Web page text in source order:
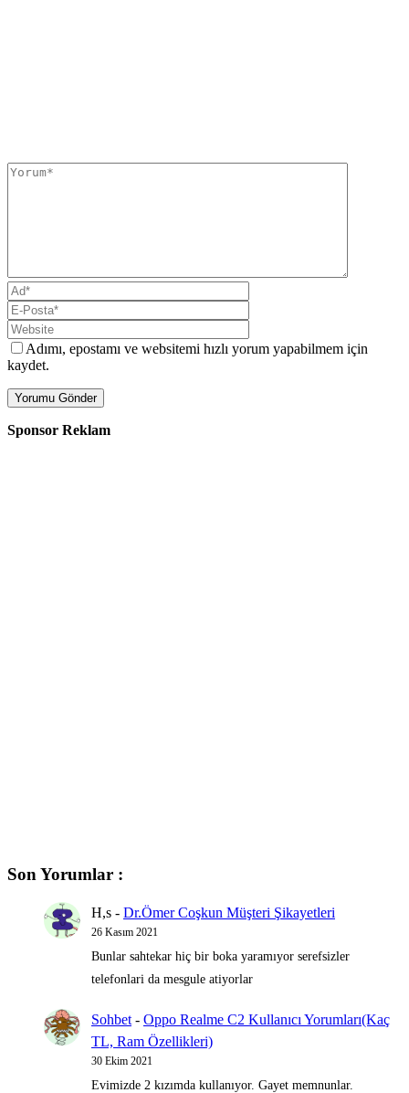
Adımı, epostamı ve websitemi hızlı yorum yapabilmem için
kaydet.
Sponsor Reklam
Son Yorumlar :
H,s - Dr.Ömer Coşkun Müşteri Şikayetleri
26 Kasım 2021
Bunlar sahtekar hiç bir boka yaramıyor serefsizler
telefonlari da mesgule atiyorlar
Sohbet - Oppo Realme C2 Kullanıcı Yorumları(Kaç
TL, Ram Özellikleri)
30 Ekim 2021
Evimizde 2 kızımda kullanıyor. Gayet memnunlar.